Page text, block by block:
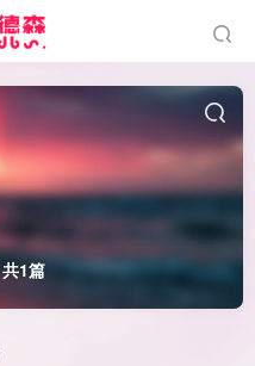
共1篇